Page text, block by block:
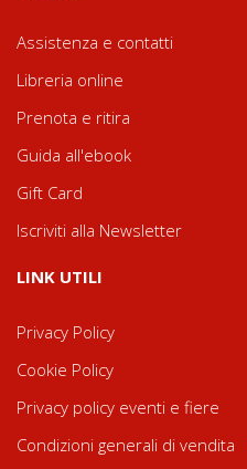
Assistenza e contatti
Libreria online
Prenota e ritira
Guida all'ebook
Gift Card
Iscriviti alla Newsletter
LINK UTILI
Privacy Policy
Cookie Policy
Privacy policy eventi e fiere
Condizioni generali di vendita